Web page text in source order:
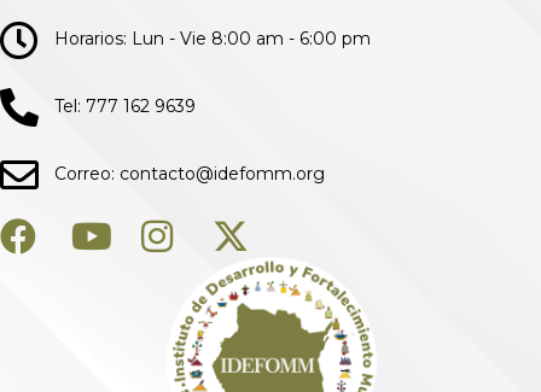
Horarios: Lun - Vie 8:00 am - 6:00 pm
Tel: 777 162 9639
Correo: contacto@idefomm.org